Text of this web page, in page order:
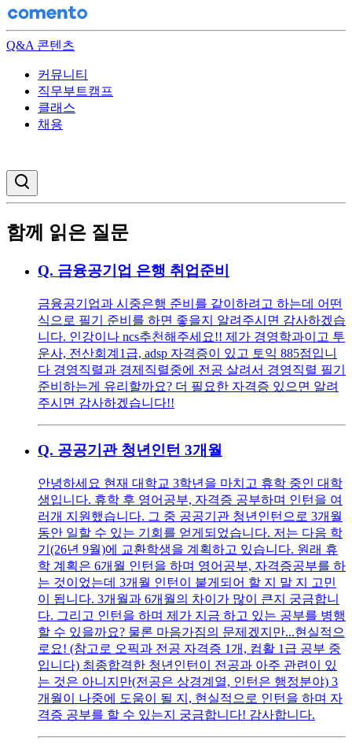
Q&A 콘텐츠
커뮤니티
직무부트캠프
클래스
채용
함께 읽은 질문
Q. 금융공기업 은행 취업준비
금융공기업과 시중은행 준비를 같이하려고 하는데 어떤
식으로 필기 준비를 하면 좋을지 알려주시면 감사하겠습
니다. 인강이나 ncs추천해주세요!! 제가 경영학과이고 투
운사, 전산회계1급, adsp 자격증이 있고 토익 885점입니
다 경영직렬과 경제직렬중에 전공 살려서 경영직렬 필기
준비하는게 유리할까요? 더 필요한 자격증 있으면 알려
주시면 감사하겠습니다!!
Q. 공공기관 청년인턴 3개월
안녕하세요 현재 대학교 3학년을 마치고 휴학 중인 대학
생입니다. 휴학 후 영어공부, 자격증 공부하며 인턴을 여
러개 지원했습니다. 그 중 공공기관 청년인턴으로 3개월
동안 일할 수 있는 기회를 얻게되었습니다. 저는 다음 학
기(26년 9월)에 교환학생을 계획하고 있습니다. 원래 휴
학 계획은 6개월 인턴을 하며 영어공부, 자격증공부를 하
는 것이었는데 3개월 인턴이 붙게되어 할 지 말 지 고민
이 됩니다. 3개월과 6개월의 차이가 많이 큰지 궁금합니
다. 그리고 인턴을 하며 제가 지금 하고 있는 공부를 병행
할 수 있을까요? 물론 마음가짐의 문제겠지만...현실적으
로요! (참고로 오픽과 전공 자격증 1개, 컴활 1급 공부 중
입니다) 최종합격한 청년인턴이 전공과 아주 관련이 있
는 것은 아니지만(전공은 상경계열, 인턴은 행정분야) 3
개월이 나중에 도움이 될 지, 현실적으로 인턴을 하며 자
격증 공부를 할 수 있는지 궁금합니다! 감사합니다.